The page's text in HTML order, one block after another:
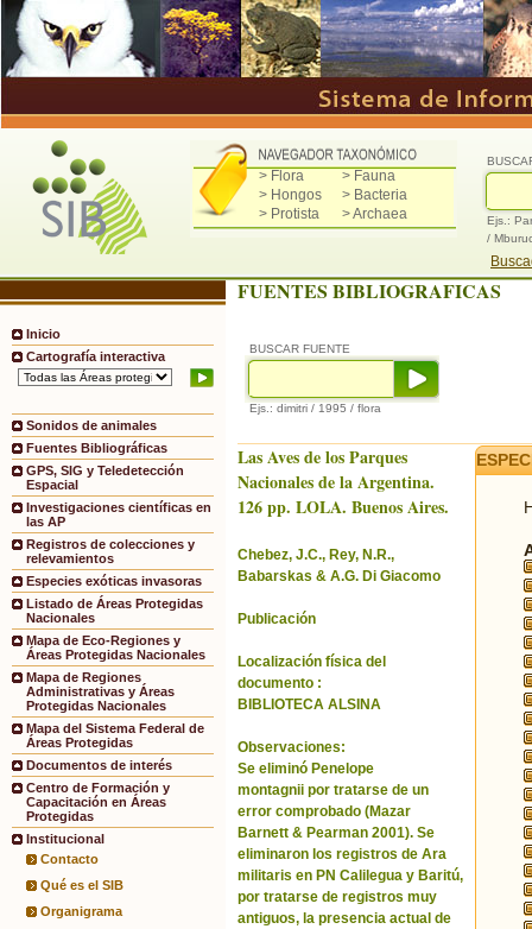
> Flora
> Fauna
> Hongos
> Bacteria
> Protista
> Archaea
Ejs.:
/
Inicio
Cartografía interactiva
Sonidos de animales
Fuentes Bibliográficas
GPS, SIG y Teledetección
Espacial
Investigaciones científicas en
las AP
Registros de colecciones y
relevamientos
Especies exóticas invasoras
Listado de Áreas Protegidas
Nacionales
Mapa de Eco-Regiones y
Áreas Protegidas Nacionales
Mapa de Regiones
Administrativas y Áreas
Protegidas Nacionales
Mapa del Sistema Federal de
Áreas Protegidas
Documentos de interés
Centro de Formación y
Capacitación en Áreas
Protegidas
Institucional
Contacto
Qué es el SIB
Organigrama
FUENTES BIBLIOGRAFICAS
BUSCAR FUENTE
Ejs.: dimitri / 1995 / flora
Las Aves de los Parques
Nacionales de la Argentina.
126 pp. LOLA. Buenos Aires.
Chebez, J.C., Rey, N.R.,
Babarskas & A.G. Di Giacomo
Publicación
Localización física del
documento :
BIBLIOTECA ALSINA
Observaciones:
Se eliminó Penelope
montagnii por tratarse de un
error comprobado (Mazar
Barnett & Pearman 2001). Se
eliminaron los registros de Ara
militaris en PN Calilegua y Baritú,
por tratarse de registros muy
antiguos, la presencia actual de